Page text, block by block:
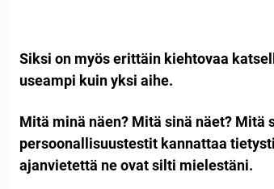
Siksi on myös erittäin kiehtovaa
useampi kuin yksi aihe.
Mitä minä näen? Mitä sinä näet? Mitä
persoonallisuustestit kannattaa
ajanvietettä ne ovat silti mielestäni.